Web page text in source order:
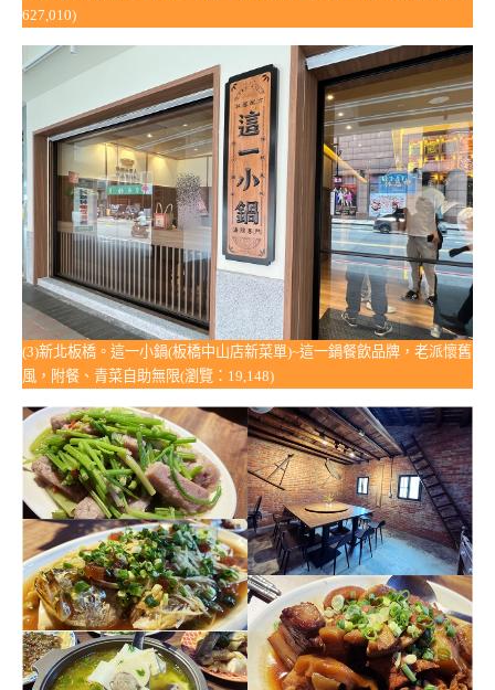
627,010)
(3)新北板橋。這一小鍋(板橋中山店新菜單)~這一鍋餐飲品牌，老派懷舊
風，附餐、青菜自助無限(瀏覽：19,148)